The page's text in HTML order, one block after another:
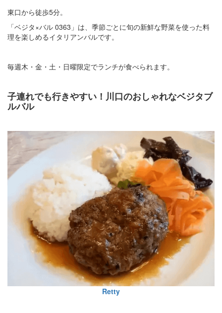
東口から徒歩5分。
「ベジタ×バル 0363」は、季節ごとに旬の新鮮な野菜を使った料
理を楽しめるイタリアンバルです。
毎週木・金・土・日曜限定でランチが食べられます。
子連れでも行きやすい！川口のおしゃれなベジタブ
ルバル
Retty